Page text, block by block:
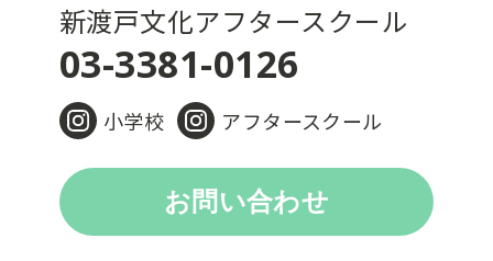
新渡戸文化アフタースクール
03-3381-0126
小学校 アフタースクール
お問い合わせ